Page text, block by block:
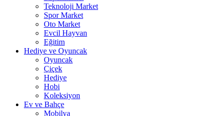
Teknoloji Market
Spor Market
Oto Market
Evcil Hayvan
Eğitim
Hediye ve Oyuncak
Oyuncak
Çiçek
Hediye
Hobi
Koleksiyon
Ev ve Bahçe
Mobilya